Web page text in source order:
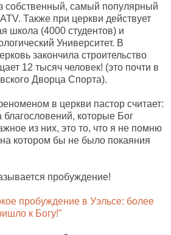
собственный, самый популярный
Также при церкви действует
школа (4000 студентов) и
Университет. В
закончила строительство
12 тысяч человек! (это почти в
Дворца Спорта).
в церкви пастор считает:
которые Бог
из них, это то, что я не помню
котором бы не было покаяния
пробуждение!
пробуждение в Уэльсе: более
к Богу!"